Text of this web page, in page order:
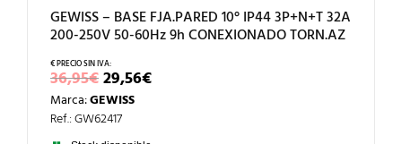
GEWISS – BASE FJA.PARED 10° IP44 3P+N+T 32A
200-250V 50-60Hz 9h CONEXIONADO TORN.AZ
36,95€EL
PRECIO
ORIGINAL
ERA:
36,95€.
29,56€EL
PRECIO
Marca:GEWISS
Ref.: GW62417